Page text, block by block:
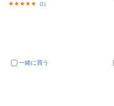
(1)
一緒に買う